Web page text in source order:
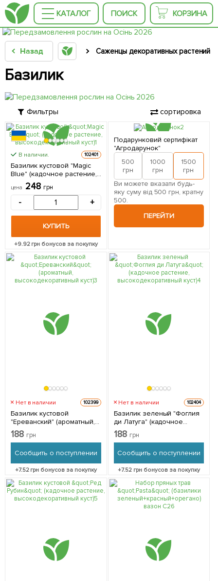
КАТАЛОГ ПОИСК КОРЗИНА
Назад Саженцы декоративных растений
Базилик
Фильтры сортировка
В наличии. 102401
Базилик кустовой "Magic
Blue" (кадочное растение,
высокодекоративный куст)
1 саженец в упаковке
цена 248 грн
- +
КУПИТЬ
+9.92грн бонусов за покупку
Подарунковий сертифікат
"Агродарунок"
500
грн
1000
грн
1500
грн
Ви можете вказати будь-
яку суму від 500 грн, кратну
500.
ПЕРЕЙТИ
Нет в наличии 102399
Базилик кустовой
"Ереванский" (ароматный,
высокодекоративный куст)
1 саженец в упаковке
188 грн
Сообщить о поступлении
+7.52грн бонусов за покупку
Нет в наличии 102404
Базилик зеленый "Фоглия
ди Латуга" (кадочное
растение,
высокодекоративный куст)
188 грн
Сообщить о поступлении
+7.52 грн бонусов за покупку